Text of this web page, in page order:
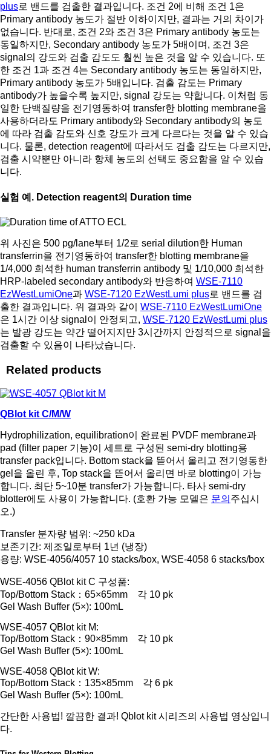
plus로 밴드를 검출한 결과입니다. 조건 2에 비해 조건 1은
Primary antibody 농도가 절반 이하이지만, 결과는 거의 차이가
없습니다. 반대로, 조건 2와 조건 3은 Primary antibody 농도는
동일하지만, Secondary antibody 농도가 5배이며, 조건 3은
signal의 강도와 검출 감도도 훨씬 높은 것을 알 수 있습니다. 또
한 조건 1과 조건 4는 Secondary antibody 농도는 동일하지만,
Primary antibody 농도가 5배입니다. 검출 감도는 Primary
antibody가 높을수록 높지만, signal 강도는 약합니다. 이처럼 동
일한 단백질량을 전기영동하여 transfer한 blotting membrane을
사용하더라도 Primary antibody와 Secondary antibody의 농도
에 따라 검출 감도와 신호 강도가 크게 다르다는 것을 알 수 있습
니다. 물론, detection reagent에 따라서도 검출 감도는 다르지만,
검출 시약뿐만 아니라 항체 농도의 선택도 중요함을 알 수 있습
니다.
실험 예. Detection reagent의 Duration time
위 사진은 500 pg/lane부터 1/2로 serial dilution한 Human
transferrin을 전기영동하여 transfer한 blotting membrane을
1/4,000 희석한 human transferrin antibody 및 1/10,000 희석한
HRP-labeled secondary antibody와 반응하여 WSE-7110
EzWestLumiOne과 WSE-7120 EzWestLumi plus로 밴드를 검
출한 결과입니다. 위 결과와 같이 WSE-7110 EzWestLumiOne
은 1시간 이상 signal이 안정되고, WSE-7120 EzWestLumi plus
는 발광 강도는 약간 떨어지지만 3시간까지 안정적으로 signal을
검출할 수 있음이 나타났습니다.
Related products
QBlot kit C/M/W
Hydrophilization, equilibration이 완료된 PVDF membrane과
pad (filter paper 기능)이 세트로 구성된 semi-dry blotting용
transfer pack입니다. Bottom stack을 뜯어서 올리고 전기영동한
gel을 올린 후, Top stack을 뜯어서 올리면 바로 blotting이 가능
합니다. 최단 5~10분 transfer가 가능합니다. 타사 semi-dry
blotter에도 사용이 가능합니다. (호환 가능 모델은 문의 주십시
오.)
Transfer 분자량 범위: ~250 kDa
보존기간: 제조일로부터 1년 (냉장)
용량: WSE-4056/4057 10 stacks/box, WSE-4058 6 stacks/box
WSE-4056 QBlot kit C 구성품:
Top/Bottom Stack：65×65mm 각 10 pk
Gel Wash Buffer (5×): 100mL
WSE-4057 QBlot kit M:
Top/Bottom Stack：90×85mm 각 10 pk
Gel Wash Buffer (5×): 100mL
WSE-4058 QBlot kit W:
Top/Bottom Stack：135×85mm 각 6 pk
Gel Wash Buffer (5×): 100mL
간단한 사용법! 깔끔한 결과! Qblot kit 시리즈의 사용법 영상입니
다.